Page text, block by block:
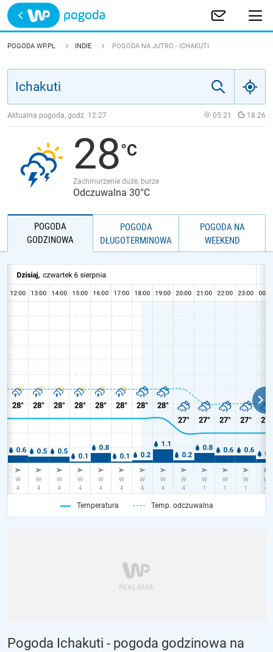
Trwa ładowanie
POLSKA
JAKOŚĆ POWIETRZA
POGODA WP.PL INDIE POGODA NA JUTRO - ICHAKUTI
Aktualna pogoda, godz. 12:27 05:21 18:26
28
Zachmurzenie duże, burze
Odczuwalna 30°C
POGODA
GODZINOWA
POGODA
DŁUGOTERMINOWA
POGODA NA
WEEKEND
Temperatura Temp. odczuwalna
Pogoda Ichakuti - pogoda godzinowa na